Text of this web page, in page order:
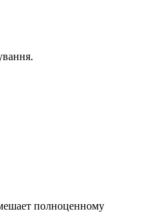
полноценному